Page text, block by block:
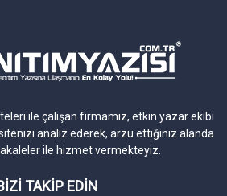
ile çalışan firmamız, etkin yazar ekibi
analiz ederek, arzu ettiğiniz alanda
ile hizmet vermekteyiz.
TAKİP EDİN